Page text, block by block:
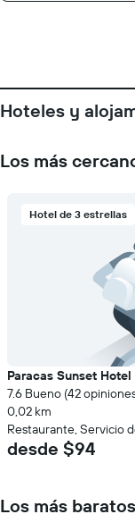
promedio
de
una
Hoteles y
Los más
Hotel de 3 estrellas
Paracas Sunset Hotel
7.6 Bueno (42
0,02 km
Restaurante, Servicio
desde $94
Los más baratos